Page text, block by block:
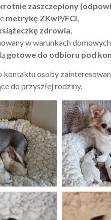
zaszczepiony
metrykę ZKwP/FCI,
zdrowia,
w warunkach
gotowe do odbioru pod
kontaktu osoby
do przyszłej rodziny.